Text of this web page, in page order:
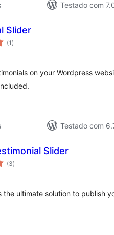
Testado com
Slider
(1 total
de
)
on your Wordpress
Testado com
Slider
(3total
de
)
the ultimate solution to publish